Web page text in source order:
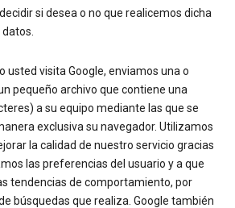
si desea o no que realicemos dicha
usted visita Google, enviamos una o
pequeño archivo que contiene una
a su equipo mediante las que se
exclusiva su navegador. Utilizamos
la calidad de nuestro servicio gracias
las preferencias del usuario y a que
tendencias de comportamiento, por
búsquedas que realiza. Google también